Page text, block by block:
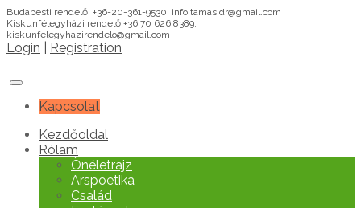
Budapesti rendelő: +36-20-361-9530, info.tamasidr@gmail.com
Kiskunfélegyházi rendelő:+36 70 626 8389,
kiskunfelegyhazirendelo@gmail.com
Login Registration
Kapcsolat
Kezdőoldal
Rólam
Önéletrajz
Arspoetika
Család